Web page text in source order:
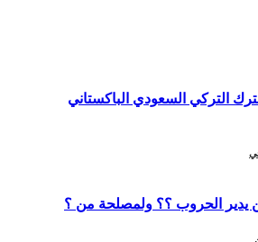
التركي السعودي الباكستاني
الحروب ؟؟ ولمصلحة من ؟